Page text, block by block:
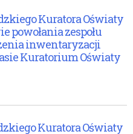
Kuratora Oświaty
powołania zespołu
inwentaryzacji
Kuratorium Oświaty
Kuratora Oświaty